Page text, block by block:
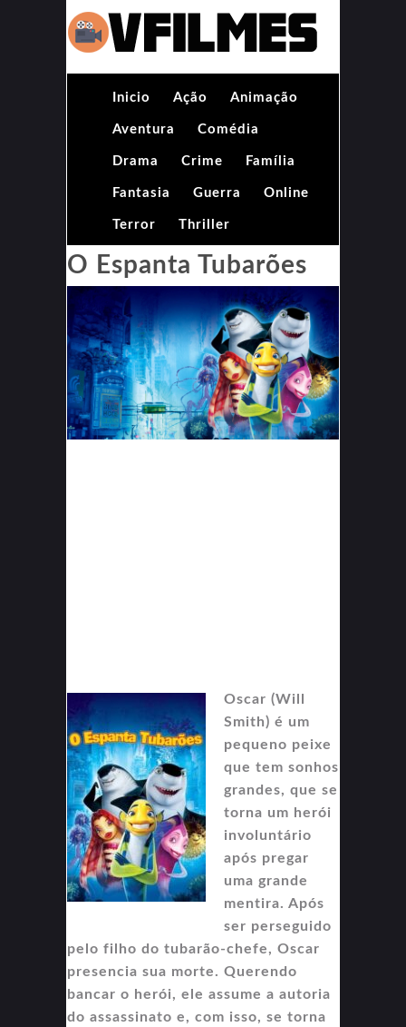
Inicio Ação Animação
Aventura Comédia
Drama Crime Família
Fantasia Guerra Online
Terror Thriller
O Espanta Tubarões
Oscar (Will
Smith) é um
pequeno peixe
que tem sonhos
grandes, que se
torna um herói
involuntário
após pregar
uma grande
mentira. Após
ser perseguido
pelo filho do tubarão-chefe, Oscar
presencia sua morte. Querendo
bancar o herói, ele assume a autoria
do assassinato e, com isso, se torna